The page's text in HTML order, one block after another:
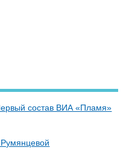
состав ВИА «Пламя»